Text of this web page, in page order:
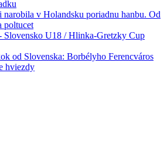
narobila v Holandsku poriadnu hanbu. Od
poltucet
U18 / Hlinka-Gretzky Cup
od Slovenska: Borbélyho Ferencváros
hviezdy